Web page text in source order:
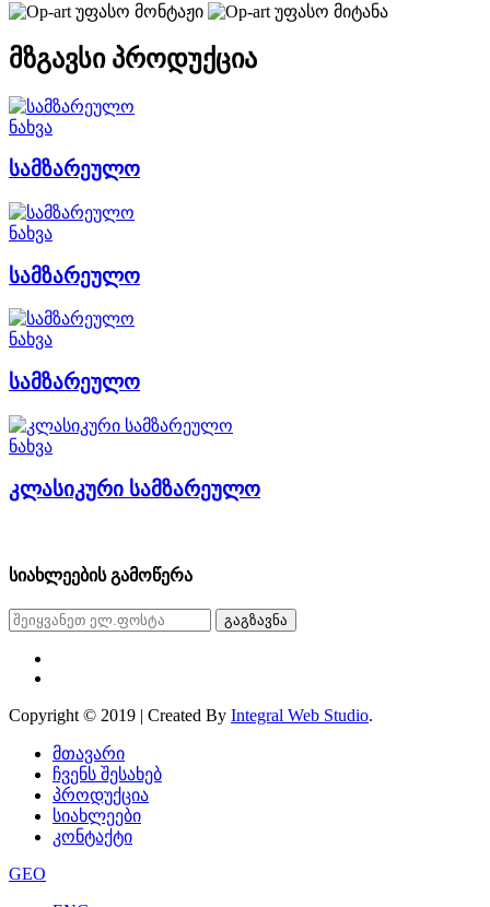
უფასო მონტაჟი უფასო მიტანა
მზგავსი პროდუქცია
ნახვა
სამზარეულო
ნახვა
სამზარეულო
ნახვა
სამზარეულო
ნახვა
კლასიკური სამზარეულო
სიახლეების გამოწერა
გაგზავნა
Copyright © 2019 | Created By Integral Web Studio.
მთავარი
ჩვენს შესახებ
პროდუქცია
სიახლეები
კონტაქტი
GEO